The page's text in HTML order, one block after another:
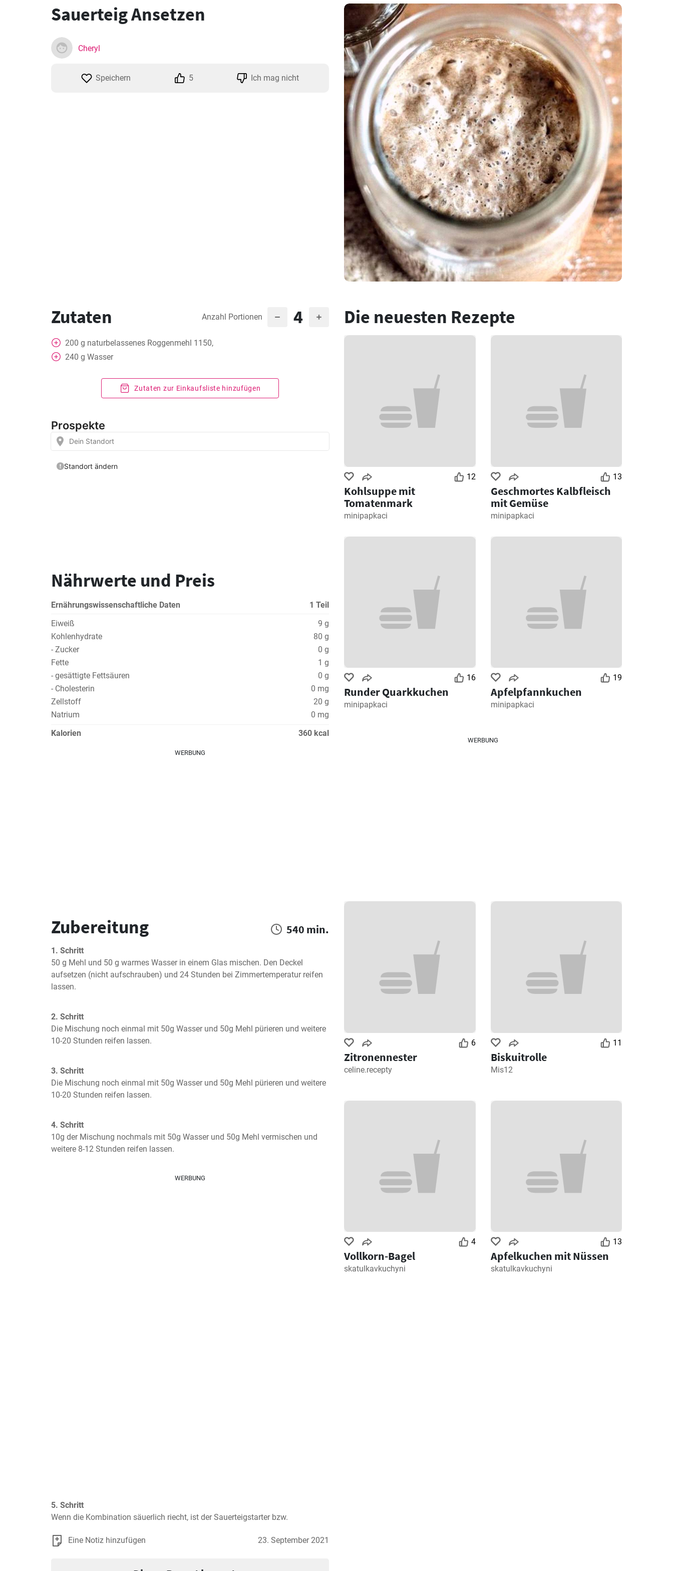
Sauerteig Ansetzen
Cheryl
Speichern 5 Ich mag nicht
Zutaten Anzahl Portionen 4
200 g naturbelassenes Roggenmehl 1150,
240 g Wasser
Zutaten zur Einkaufsliste hinzufügen
Nährwerte und Preis
Ernährungswissenschaftliche Daten
1 Teil
Eiweiß
9 g
Kohlenhydrate
80 g
- Zucker
0 g
Fette
1 g
- gesättigte Fettsäuren
0 g
- Cholesterin
0 mg
Zellstoff
20 g
Natrium
0 mg
Kalorien
360 kcal
WERBUNG
Zubereitung 540 min.
1. Schritt
50 g Mehl und 50 g warmes Wasser in einem Glas mischen. Den Deckel
aufsetzen (nicht aufschrauben) und 24 Stunden bei Zimmertemperatur reifen
lassen.
2. Schritt
Die Mischung noch einmal mit 50g Wasser und 50g Mehl pürieren und weitere
10-20 Stunden reifen lassen.
3. Schritt
Die Mischung noch einmal mit 50g Wasser und 50g Mehl pürieren und weitere
10-20 Stunden reifen lassen.
4. Schritt
10g der Mischung nochmals mit 50g Wasser und 50g Mehl vermischen und
weitere 8-12 Stunden reifen lassen.
WERBUNG
5. Schritt
Wenn die Kombination säuerlich riecht, ist der Sauerteigstarter bzw.
Eine Notiz hinzufügen 23. September 2021
Die neuesten Rezepte
12
Kohlsuppe mit
Tomatenmark
minipapkaci
13
Geschmortes Kalbfleisch
mit Gemüse
minipapkaci
16
Runder Quarkkuchen
minipapkaci
19
Apfelpfannkuchen
minipapkaci
WERBUNG
6
Zitronennester
celine.recepty
11
Biskuitrolle
Mis12
4
Vollkorn-Bagel
skatulkavkuchyni
13
Apfelkuchen mit Nüssen
skatulkavkuchyni